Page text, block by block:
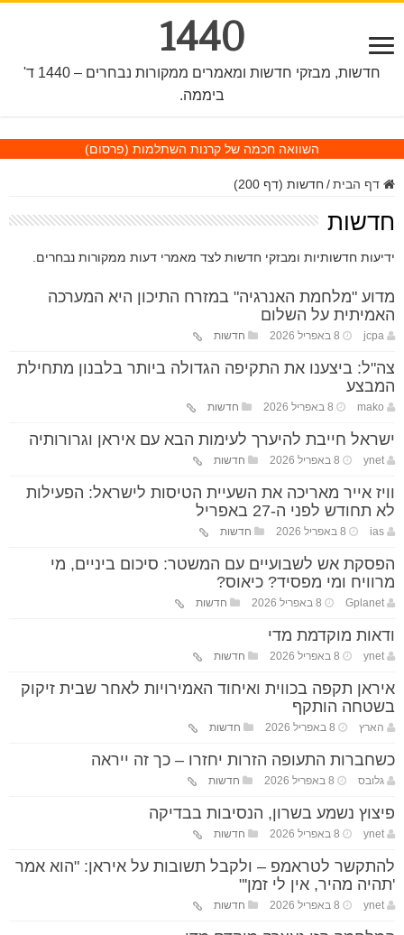
1440
חדשות, מבזקי חדשות ומאמרים ממקורות נבחרים – 1440 ד'
ביממה.
השוואה חכמה של קרנות השתלמות (פרסום)
דף הבית / חדשות (דף 200)
חדשות
ידיעות חדשותיות ומבזקי חדשות לצד מאמרי דעות ממקורות נבחרים.
מדוע "מלחמת האנרגיה" במזרח התיכון היא המערכה
האמיתית על השלום
jcpa 8 באפריל 2026 חדשות
צה"ל: ביצענו את התקיפה הגדולה ביותר בלבנון מתחילת
המבצע
mako 8 באפריל 2026 חדשות
ישראל חייבת להיערך לעימות הבא עם איראן וגרורותיה
ynet 8 באפריל 2026 חדשות
וויז אייר מאריכה את השעיית הטיסות לישראל: הפעילות
לא תחודש לפני ה-27 באפריל
ias 8 באפריל 2026 חדשות
הפסקת אש לשבועיים עם המשטר: סיכום ביניים, מי
מרוויח ומי מפסיד? כיאוס?
Gplanet 8 באפריל 2026 חדשות
ודאות מוקדמת מדי
ynet 8 באפריל 2026 חדשות
איראן תקפה בכווית ואיחוד האמירויות לאחר שבית זיקוק
בשטחה הותקף
הארץ 8 באפריל 2026 חדשות
כשחברות התעופה הזרות יחזרו – כך זה ייראה
גלובס 8 באפריל 2026 חדשות
פיצוץ נשמע בשרון, הנסיבות בבדיקה
ynet 8 באפריל 2026 חדשות
להתקשר לטראמפ – ולקבל תשובות על איראן: "הוא אמר
'תהיה מהיר, אין לי זמן'"
ynet 8 באפריל 2026 חדשות